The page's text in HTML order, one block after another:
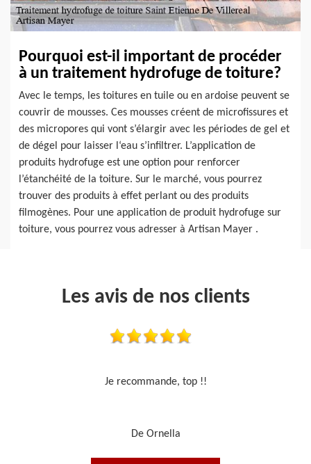
Pourquoi est-il important de procéder
à un traitement hydrofuge de toiture?
Avec le temps, les toitures en tuile ou en ardoise peuvent se
couvrir de mousses. Ces mousses créent de microfissures et
des micropores qui vont s’élargir avec les périodes de gel et
de dégel pour laisser l‘eau s’infiltrer. L’application de
produits hydrofuge est une option pour renforcer
l’étanchéité de la toiture. Sur le marché, vous pourrez
trouver des produits à effet perlant ou des produits
filmogènes. Pour une application de produit hydrofuge sur
toiture, vous pourrez vous adresser à Artisan Mayer .
Les avis de nos clients
Travail sérieux
De Je cours je peins